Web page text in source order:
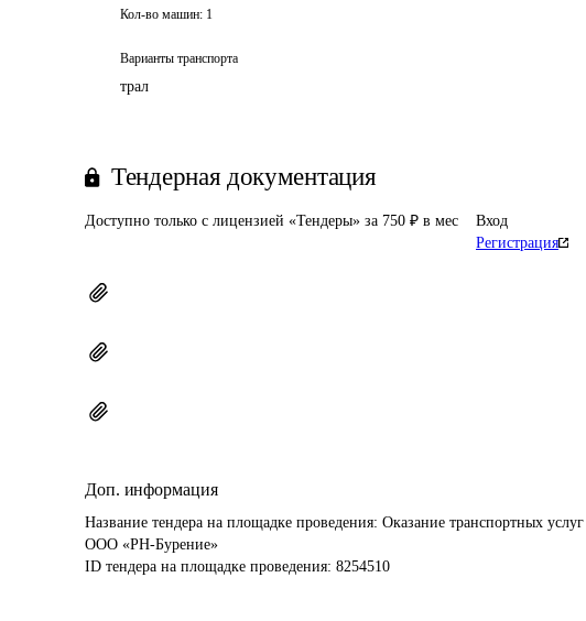
Кол-во машин: 1
Варианты транспорта
трал
Тендерная документация
Доступно только с лицензией «Тендеры» за 750 ₽ в мес
Вход
Регистрация
Доп. информация
Название тендера на площадке проведения: Оказание транспортных
ООО «РН-Бурение»
ID тендера на площадке проведения: 8254510